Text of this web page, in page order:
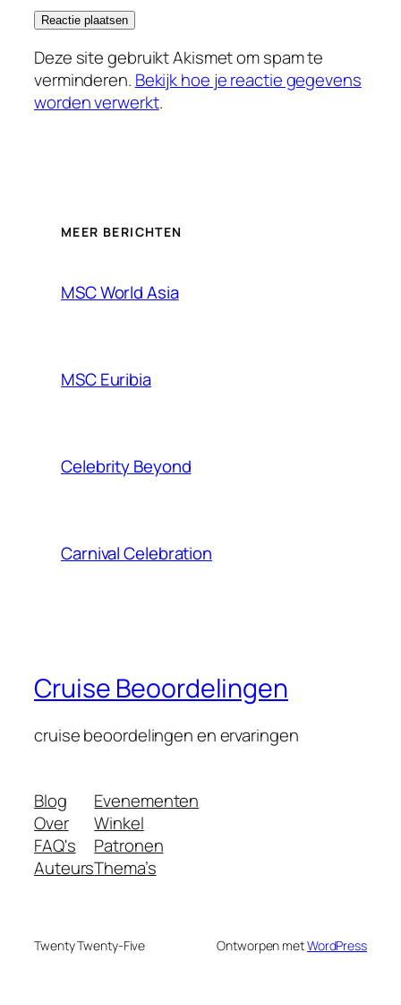
Deze site gebruikt Akismet om spam te
verminderen. Bekijk hoe je reactie gegevens
worden verwerkt.
MEER BERICHTEN
MSC World Asia
MSC Euribia
Celebrity Beyond
Carnival Celebration
Cruise Beoordelingen
cruise beoordelingen en ervaringen
Blog
Over
FAQ's
Auteurs
Evenementen
Winkel
Patronen
Thema’s
Twenty Twenty-Five Ontworpen metWordPress